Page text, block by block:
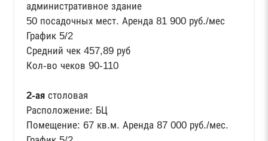
административное здание
50 посадочных мест. Аренда 81 900 руб./мес
График 5/2
Средний чек 457,89 руб
Кол-во чеков 90-110
2-ая столовая
Расположение: БЦ
Помещение: 67 кв.м. Аренда 87 000 руб./мес.